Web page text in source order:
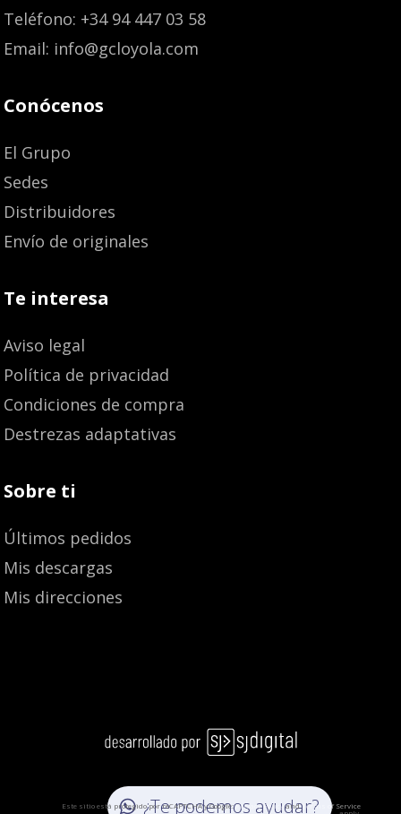
7,88€
Teléfono: +34 94 447 03 58
Email: info@gcloyola.com
Conócenos
El Grupo
Sedes
Distribuidores
Envío de originales
Te interesa
Aviso legal
Política de privacidad
Condiciones de compra
Destrezas adaptativas
Sobre ti
Últimos pedidos
Mis descargas
Mis direcciones
¿Te podemos ayudar?
Este sitio está protegido por reCAPTCHA y Google:Privacy Policy andTerms of Service